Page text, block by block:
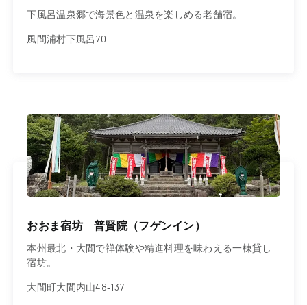
下風呂温泉郷で海景色と温泉を楽しめる老舗宿。
風間浦村下風呂70
おおま宿坊 普賢院（フゲンイン）
本州最北・大間で禅体験や精進料理を味わえる一棟貸し
宿坊。
大間町大間内山48‐137